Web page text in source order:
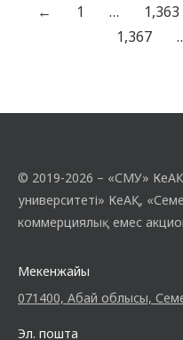
қалыптасуына
← 1 … 1,363
1,367
© 2019-2026 – «СМУ»
университеті» КеАҚ,
коммерциялық емес
Мекенжайы
071400, Абай облысы,
Эл. пошта